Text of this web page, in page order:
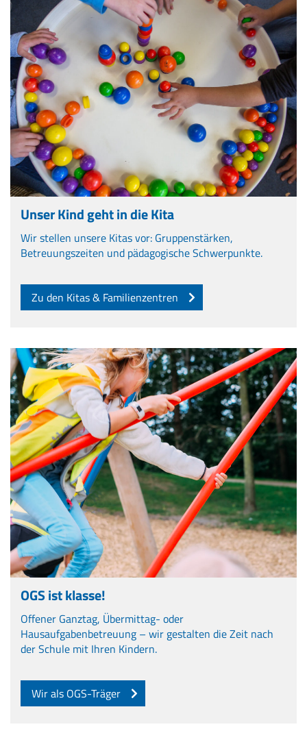
Unser Kind geht in die Kita
Wir stellen unsere Kitas vor: Gruppenstärken,
Betreuungszeiten und pädagogische Schwerpunkte.
Zu den Kitas & Familienzentren
OGS ist klasse!
Offener Ganztag, Übermittag- oder
Hausaufgabenbetreuung – wir gestalten die Zeit nach
der Schule mit Ihren Kindern.
Wir als OGS-Träger